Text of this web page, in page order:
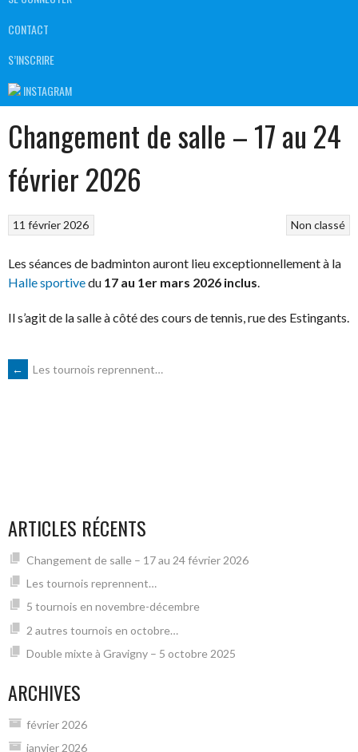
CONTACT
S’INSCRIRE
INSTAGRAM
Changement de salle – 17 au 24
février 2026
Non classé
11 février 2026
Les séances de badminton auront lieu exceptionnellement à la
Halle sportivedu 17 au 1er mars 2026 inclus.
Il s’agit de la salle à côté des cours de tennis, rue des Estingants.
NAVIGATION
← Les tournois reprennent…
ARTICLES RÉCENTS
Changement de salle – 17 au 24 février 2026
Les tournois reprennent…
5 tournois en novembre-décembre
2 autres tournois en octobre…
Double mixte à Gravigny – 5 octobre 2025
ARCHIVES
février 2026
janvier 2026